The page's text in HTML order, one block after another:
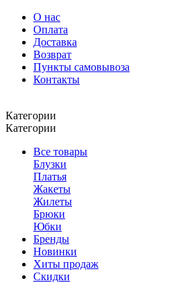
О нас
Оплата
Доставка
Возврат
Пункты самовывоза
Контакты
Категории
Категории
Все товары
Блузки
Платья
Жакеты
Жилеты
Брюки
Юбки
Бренды
Новинки
Хиты продаж
Скидки